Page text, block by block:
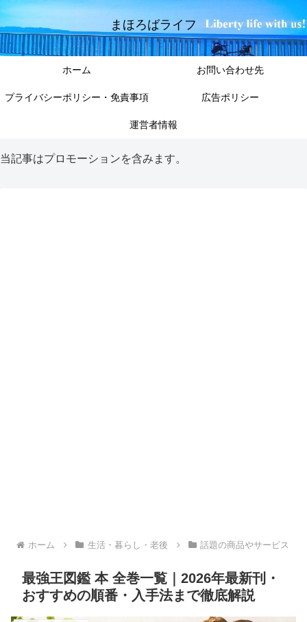
まほろばライフ
ホーム お問い合わせ先
プライバシーポリシー・免責事項 広告ポリシー
運営者情報
当記事はプロモーションを含みます。
ホーム 生活・暮らし・老後 話題の商品やサービス
最強王図鑑 本 全巻一覧｜2026年最新刊・
おすすめの順番・入手法まで徹底解説